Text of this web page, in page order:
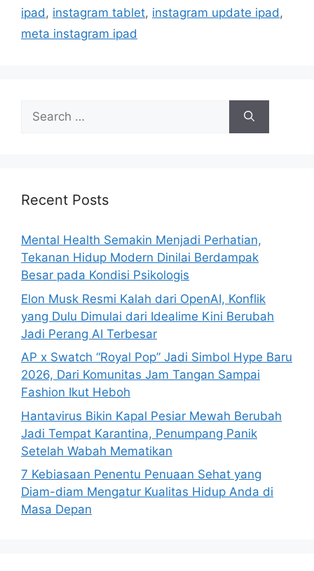
ipad, instagram tablet, instagram update ipad,
meta instagram ipad
h
r
:
Recent Posts
Mental Health Semakin Menjadi Perhatian,
Tekanan Hidup Modern Dinilai Berdampak
Besar pada Kondisi Psikologis
Elon Musk Resmi Kalah dari OpenAI, Konflik
yang Dulu Dimulai dari Idealime Kini Berubah
Jadi Perang AI Terbesar
AP x Swatch “Royal Pop” Jadi Simbol Hype Baru
2026, Dari Komunitas Jam Tangan Sampai
Fashion Ikut Heboh
Hantavirus Bikin Kapal Pesiar Mewah Berubah
Jadi Tempat Karantina, Penumpang Panik
Setelah Wabah Mematikan
7 Kebiasaan Penentu Penuaan Sehat yang
Diam-diam Mengatur Kualitas Hidup Anda di
Masa Depan